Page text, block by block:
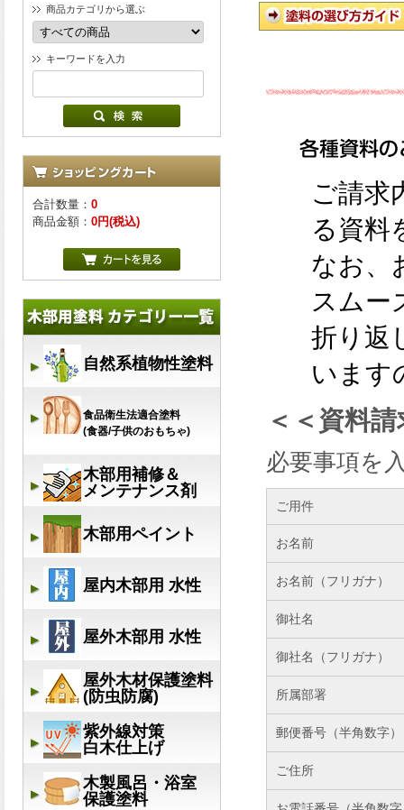
商品カテゴリから選ぶ
キーワードを入力
合計数量： 0
商品金額： 0円(税込)